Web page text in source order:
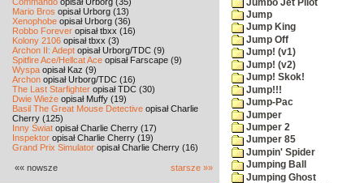
Mario Bros opisał Urborg (13)
Xenophobe opisał Urborg (36)
Robbo Forever opisał tbxx (16)
Kolony 2106 opisał tbxx (3)
Archon II: Adept opisał Urborg/TDC (9)
Spitfire Ace/Hellcat Ace opisał Farscape (9)
Wyspa opisał Kaz (9)
Archon opisał Urborg/TDC (16)
The Last Starfighter opisał TDC (30)
Dwie Wieże opisał Muffy (19)
Basil The Great Mouse Detective opisał Charlie
Cherry (125)
Inny Świat opisał Charlie Cherry (17)
Inspektor opisał Charlie Cherry (19)
Grand Prix Simulator opisał Charlie Cherry (16)
«« nowsze starsze »»
Jumbo Jet Pilot
Jump
Jump King
Jump Off
Jump! (v1)
Jump! (v2)
Jump! Skok!
Jump!!!
Jump-Pac
Jumper
Jumper 2
Jumper 85
Jumpin' Spider
Jumping Ball
Jumping Ghost